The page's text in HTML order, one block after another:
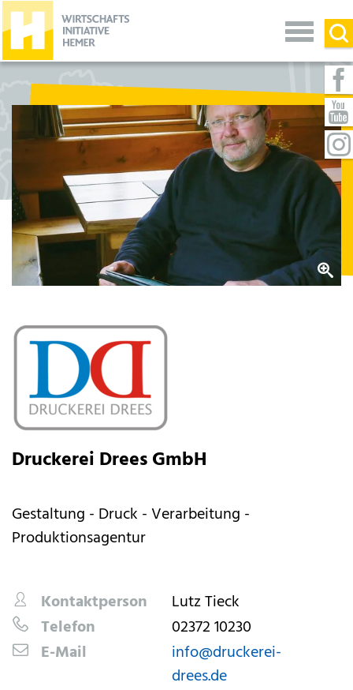
Druckerei Drees GmbH
Gestaltung - Druck - Verarbeitung -
Produktionsagentur
Kontaktperson
Lutz Tieck
Telefon
02372 10230
E-Mail
info@druckerei-
drees.de